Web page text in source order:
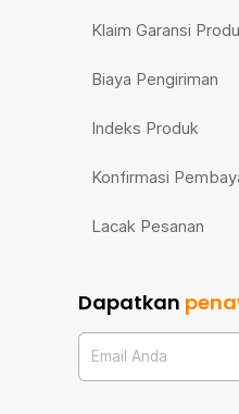
Klaim Garansi
Biaya Pengiriman
Indeks Produk
Konfirmasi
Lacak Pesanan
Dapatkan
Email Anda